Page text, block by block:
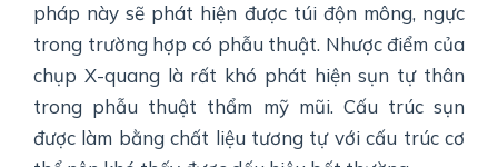
pháp này sẽ phát hiện được túi độn mông, ngực
trong trường hợp có phẫu thuật. Nhược điểm của
chụp X-quang là rất khó phát hiện sụn tự thân
trong phẫu thuật thẩm mỹ mũi. Cấu trúc sụn
được làm bằng chất liệu tương tự với cấu trúc cơ